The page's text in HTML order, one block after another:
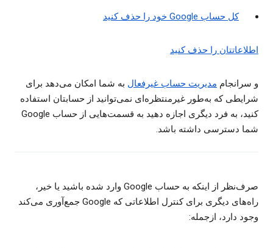
کل حساب Google خود را حذف کنید
اطلاعاتتان را حذف کنید
و سرانجام مدیریت حساب غیرفعال به شما امکان می‌دهد برای
شرایطی که به‌طور غیرمنتظره‌ای نمی‌توانید از حسابتان استفاده
کنید، به فرد دیگری اجازه دهید به قسمت‌هایی از حساب Google
شما دسترسی داشته باشد.
صرف‌نظر از اینکه به حساب Google وارد شده باشید یا خیر،
راه‌های دیگری برای کنترل اطلاعاتی که Google جمع‌آوری می‌کند
وجود دارد، ازجمله: